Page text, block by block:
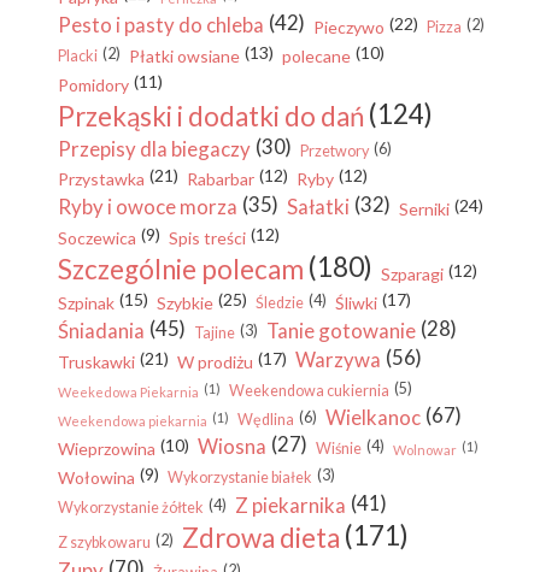
Pesto i pasty do chleba (42) Pieczywo (22) Pizza (2)
Placki (2) Płatki owsiane (13) polecane (10)
Pomidory (11)
Przekąski i dodatki do dań (124)
Przepisy dla biegaczy (30) Przetwory (6)
Przystawka (21) Rabarbar (12) Ryby (12)
Ryby i owoce morza (35) Sałatki (32) Serniki (24)
Soczewica (9) Spis treści (12)
Szczególnie polecam (180) Szparagi (12)
Szpinak (15) Szybkie (25) Śledzie (4) Śliwki (17)
Śniadania (45) Tajine (3) Tanie gotowanie (28)
Truskawki (21) W prodiżu (17) Warzywa (56)
Weekedowa Piekarnia (1) Weekendowa cukiernia (5)
Weekendowa piekarnia (1) Wędlina (6) Wielkanoc (67)
Wieprzowina (10) Wiosna (27) Wiśnie (4) Wolnowar (1)
Wołowina (9) Wykorzystanie białek (3)
Wykorzystanie żółtek (4) Z piekarnika (41)
Z szybkowaru (2) Zdrowa dieta (171)